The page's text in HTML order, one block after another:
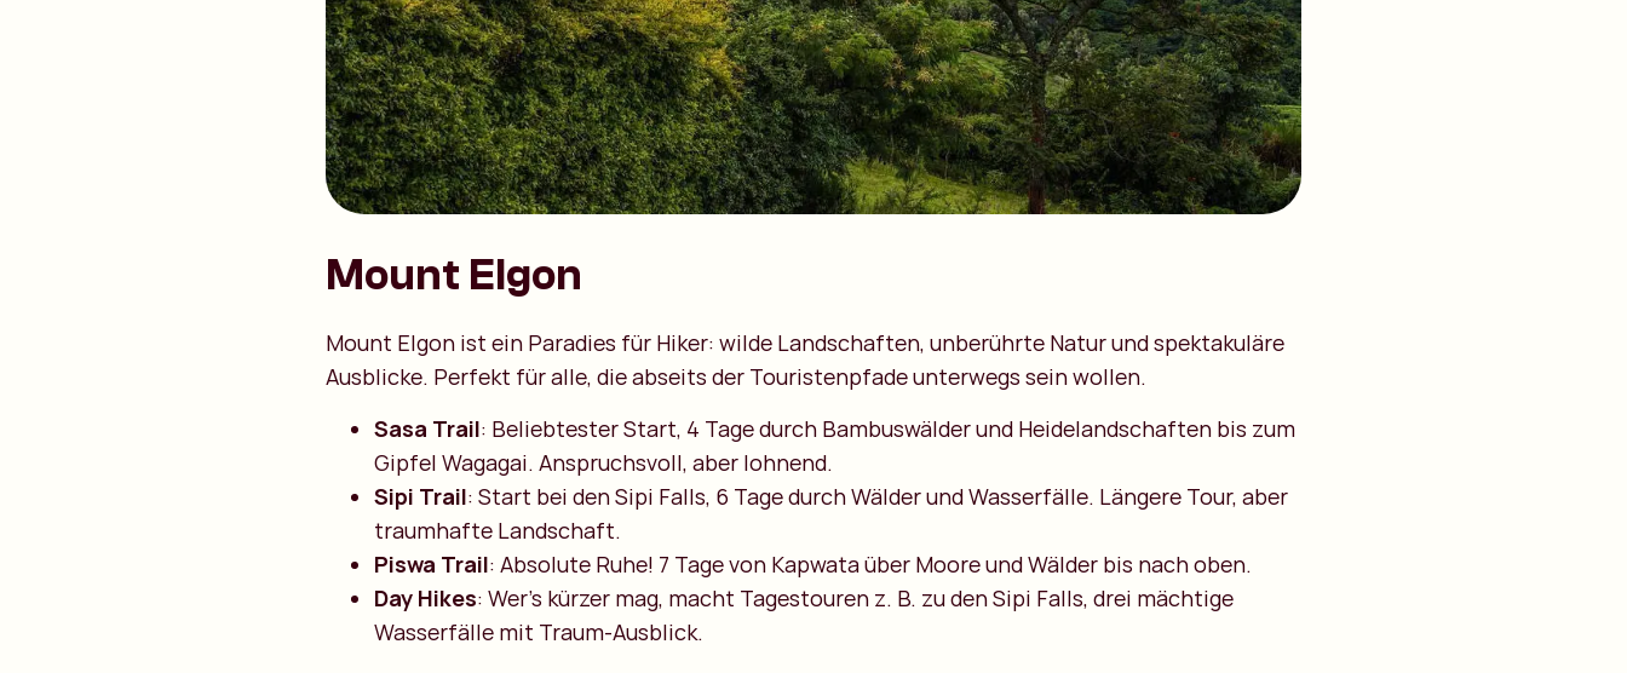
Mount Elgon
Mount Elgon ist ein Paradies für Hiker: wilde Landschaften, unberührte Natur und spektakuläre
Ausblicke. Perfekt für alle, die abseits der Touristenpfade unterwegs sein wollen.
Sasa Trail: Beliebtester Start, 4 Tage durch Bambuswälder und Heidelandschaften bis zum
Gipfel Wagagai. Anspruchsvoll, aber lohnend.
Sipi Trail: Start bei den Sipi Falls, 6 Tage durch Wälder und Wasserfälle. Längere Tour, aber
traumhafte Landschaft.
Piswa Trail: Absolute Ruhe! 7 Tage von Kapwata über Moore und Wälder bis nach oben.
Day Hikes: Wer’s kürzer mag, macht Tagestouren z. B. zu den Sipi Falls, drei mächtige
Wasserfälle mit Traum-Ausblick.